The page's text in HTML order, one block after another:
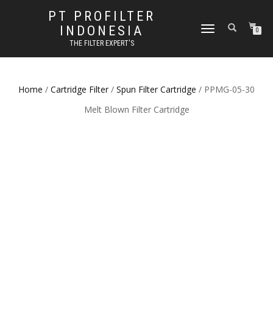
PT PROFILTER
INDONESIA
THE FILTER EXPERT'S
TOGGLE NAVIGATION0
Home / Cartridge Filter / Spun Filter Cartridge / PPMG-05-30
Melt Blown Filter Cartridge